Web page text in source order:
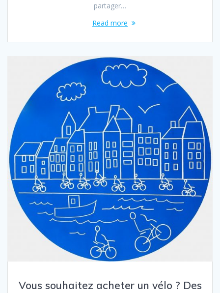
partager…
Read more
Vous souhaitez acheter un vélo ? Des